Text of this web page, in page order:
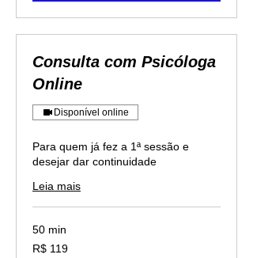
Consulta com Psicóloga
Online
Disponível online
Para quem já fez a 1ª sessão e
desejar dar continuidade
Leia mais
50 min
119
Reais
R$ 119